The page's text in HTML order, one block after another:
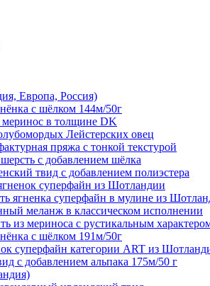
Европа, Россия)
с шёлком 144м/50г
в толщине DK
Лейстерских овец
пряжа с тонкой текстурой
с добавлением шёлка
твид с добавлением полиэстера
суперфайн из Шотландии
ягненка суперфайн в мулине из
меланж в классическом исполнении
из мериноса с рустикальным
с шёлком 191м/50г
суперфайн категории ART из
с добавлением альпака 175м/50 г